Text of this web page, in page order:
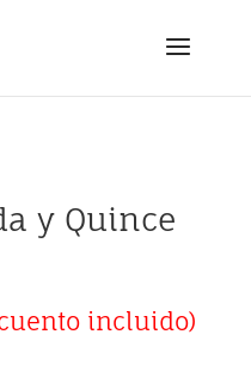
y Quince
incluido)